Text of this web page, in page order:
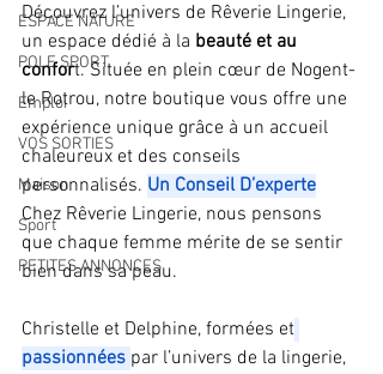
ESPACE NATURE
POLE SPORT
Emploi
VOS SORTIES
Maison
Sport
PETITES ANNONCES
Découvrez l’univers de Rêverie Lingerie,
un espace dédié à la beauté et au
confort. Située en plein cœur de Nogent-
le Rotrou, notre boutique vous offre une
expérience unique grâce à un accueil
chaleureux et des conseils
personnalisés. Un Conseil D’experte
Chez Rêverie Lingerie, nous pensons
que chaque femme mérite de se sentir
bien dans sa peau.
Christelle et Delphine, formées et
passionnées par l’univers de la lingerie,